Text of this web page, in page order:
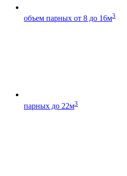
объем парных от 8 до 16м3
парных до 22м3